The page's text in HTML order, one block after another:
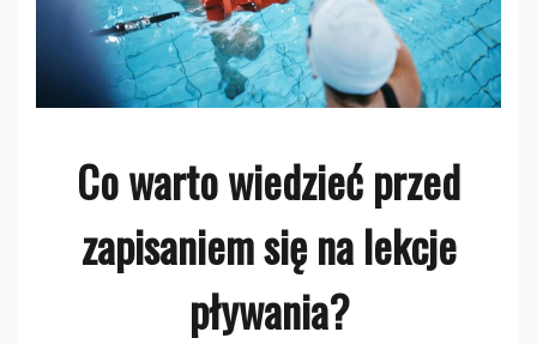
Co warto wiedzieć przed
zapisaniem się na lekcje
pływania?